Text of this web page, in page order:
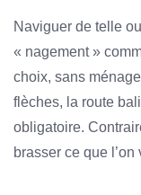
Naviguer de telle
« nagement »
choix, sans
flèches, la route
obligatoire.
brasser ce que